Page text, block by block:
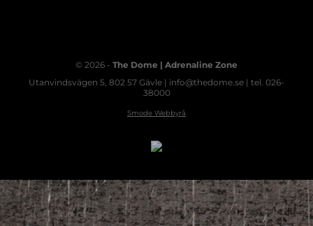
© 2026 - The Dome | Adrenaline Zone
Utanvindsvägen 5, 802 57 Gävle | info@thedome.se | tel. 026-
38000
Smode Webbyrå